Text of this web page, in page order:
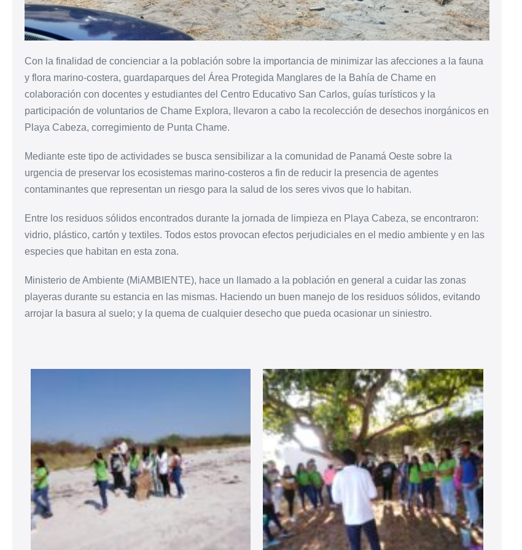
Con la finalidad de concienciar a la población sobre la importancia de minimizar las afecciones a la fauna
y flora marino-costera, guardaparques del Área Protegida Manglares de la Bahía de Chame en
colaboración con docentes y estudiantes del Centro Educativo San Carlos, guías turísticos y la
participación de voluntarios de Chame Explora, llevaron a cabo la recolección de desechos inorgánicos en
Playa Cabeza, corregimiento de Punta Chame.
Mediante este tipo de actividades se busca sensibilizar a la comunidad de Panamá Oeste sobre la
urgencia de preservar los ecosistemas marino-costeros a fin de reducir la presencia de agentes
contaminantes que representan un riesgo para la salud de los seres vivos que lo habitan.
Entre los residuos sólidos encontrados durante la jornada de limpieza en Playa Cabeza, se encontraron:
vidrio, plástico, cartón y textiles. Todos estos provocan efectos perjudiciales en el medio ambiente y en las
especies que habitan en esta zona.
Ministerio de Ambiente (MiAMBIENTE), hace un llamado a la población en general a cuidar las zonas
playeras durante su estancia en las mismas. Haciendo un buen manejo de los residuos sólidos, evitando
arrojar la basura al suelo; y la quema de cualquier desecho que pueda ocasionar un siniestro.